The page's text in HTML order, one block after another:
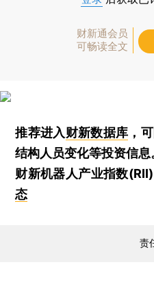
财新通会员
可畅读全文
推荐进入财新数据库 ，
结构人员变化等投资信息
财新机器人产业指数(RII)
态
责